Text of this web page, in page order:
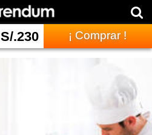
S/.230 ¡ Comprar !